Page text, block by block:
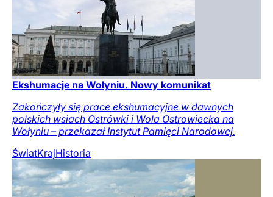
Ekshumacje na Wołyniu. Nowy komunikat
Zakończyły się prace ekshumacyjne w dawnych
polskich wsiach Ostrówki i Wola Ostrowiecka na
Wołyniu – przekazał Instytut Pamięci Narodowej.
ŚwiatKrajHistoria